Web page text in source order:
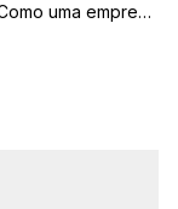
uma empresa